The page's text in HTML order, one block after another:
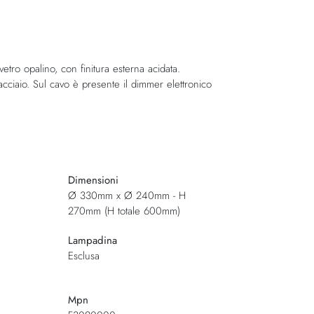
opalino, con finitura esterna acidata.
Sul cavo è presente il dimmer elettronico
Dimensioni
Ø 330mm x Ø 240mm - H
270mm (H totale 600mm)
Lampadina
Esclusa
Mpn